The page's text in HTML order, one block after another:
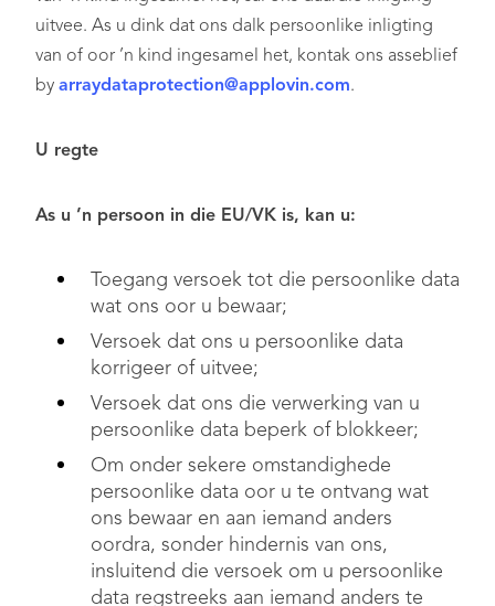
uitvee. As u dink dat ons dalk persoonlike inligting
van of oor ’n kind ingesamel het, kontak ons asseblief
by arraydataprotection@applovin.com.
U regte
As u ’n persoon in die EU/VK is, kan u:
Toegang versoek tot die persoonlike data
wat ons oor u bewaar;
Versoek dat ons u persoonlike data
korrigeer of uitvee;
Versoek dat ons die verwerking van u
persoonlike data beperk of blokkeer;
Om onder sekere omstandighede
persoonlike data oor u te ontvang wat
ons bewaar en aan iemand anders
oordra, sonder hindernis van ons,
insluitend die versoek om u persoonlike
data regstreeks aan iemand anders te